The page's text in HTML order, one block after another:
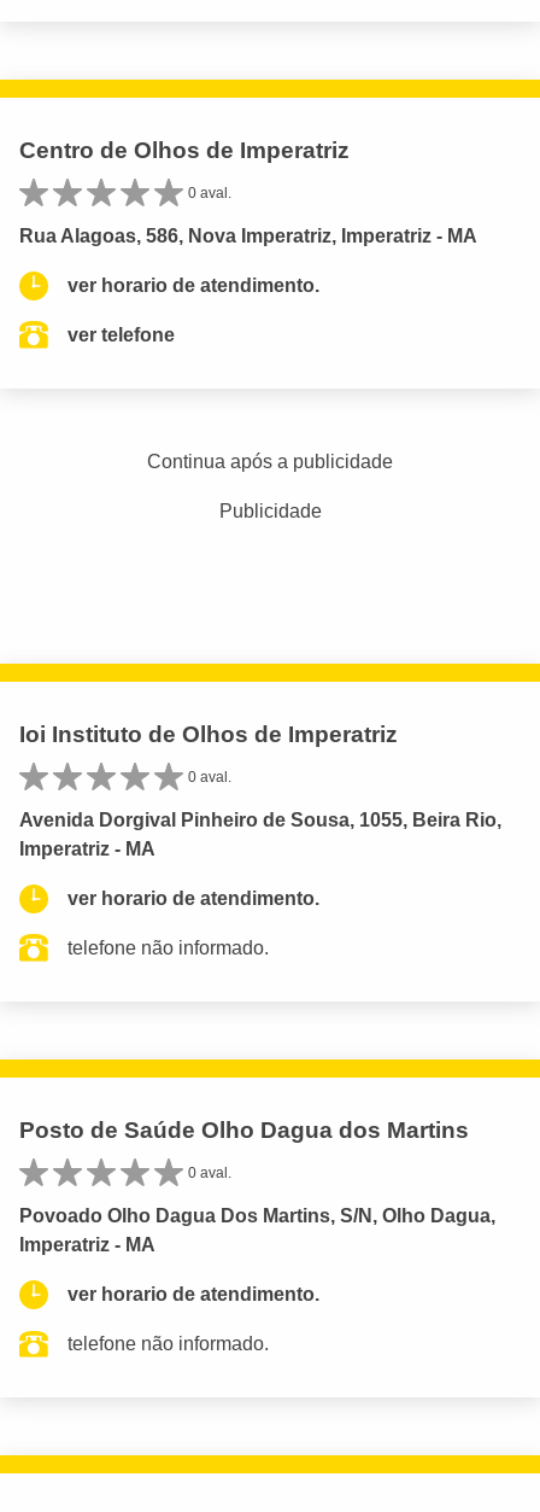
Centro de Olhos de Imperatriz
0 aval.
Rua Alagoas, 586, Nova Imperatriz, Imperatriz - MA
ver horario de atendimento.
ver telefone
Continua após a publicidade
Publicidade
Ioi Instituto de Olhos de Imperatriz
0 aval.
Avenida Dorgival Pinheiro de Sousa, 1055, Beira Rio,
Imperatriz - MA
ver horario de atendimento.
telefone não informado.
Posto de Saúde Olho Dagua dos Martins
0 aval.
Povoado Olho Dagua Dos Martins, S/N, Olho Dagua,
Imperatriz - MA
ver horario de atendimento.
telefone não informado.